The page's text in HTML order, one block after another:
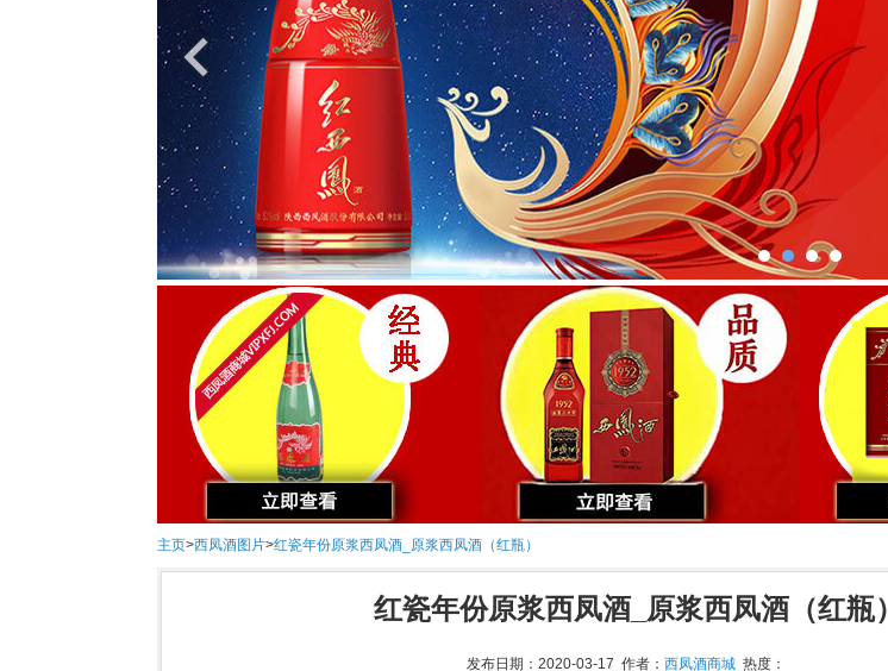
主页>西凤酒图片>红瓷年份原浆西凤酒_原浆西凤酒（红瓶）
红瓷年份原浆西凤酒_原浆西凤酒（红瓶）
发布日期：2020-03-17 作者： 西凤酒商城热度：